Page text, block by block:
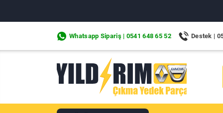
Whatsapp Sipariş | 0541 648 65 52 Destek |